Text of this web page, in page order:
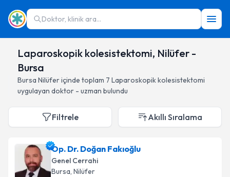
Doktor, klinik ara...
Laparoskopik kolesistektomi, Nilüfer -
Bursa
Bursa Nilüferiçinde toplam 7 Laparoskopik kolesistektomi
uygulayan doktor - uzman bulundu
Filtrele Akıllı Sıralama
Op. Dr. Doğan Fakıoğlu
Genel Cerrahi
Bursa, Nilüfer